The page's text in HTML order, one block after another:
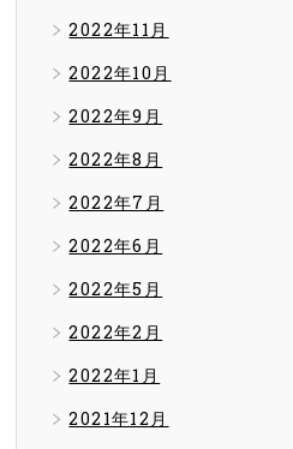
2022年11月
2022年10月
2022年9月
2022年8月
2022年7月
2022年6月
2022年5月
2022年2月
2022年1月
2021年12月